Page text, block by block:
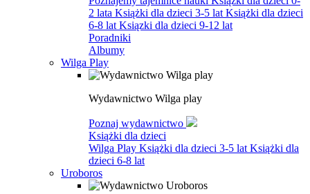
2 lata Książki dla dzieci 3-5 lat Książki dla dzieci
6-8 lat Ksiązki dla dzieci 9-12 lat
Poradniki
Albumy
Wilga Play
Wydawnictwo Wilga play
Poznaj wydawnictwo
Książki dla dzieci
Wilga Play Książki dla dzieci 3-5 lat Książki dla
dzieci 6-8 lat
Uroboros